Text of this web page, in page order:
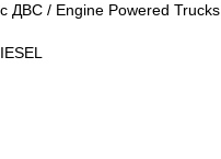
ДВС / Engine Powered Trucks